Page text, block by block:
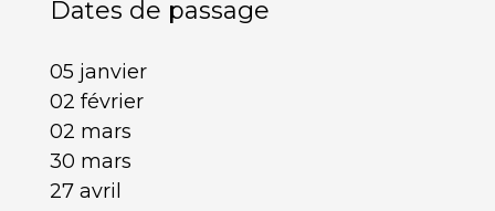
Dates de passage
05 janvier
02 février
02 mars
30 mars
27 avril